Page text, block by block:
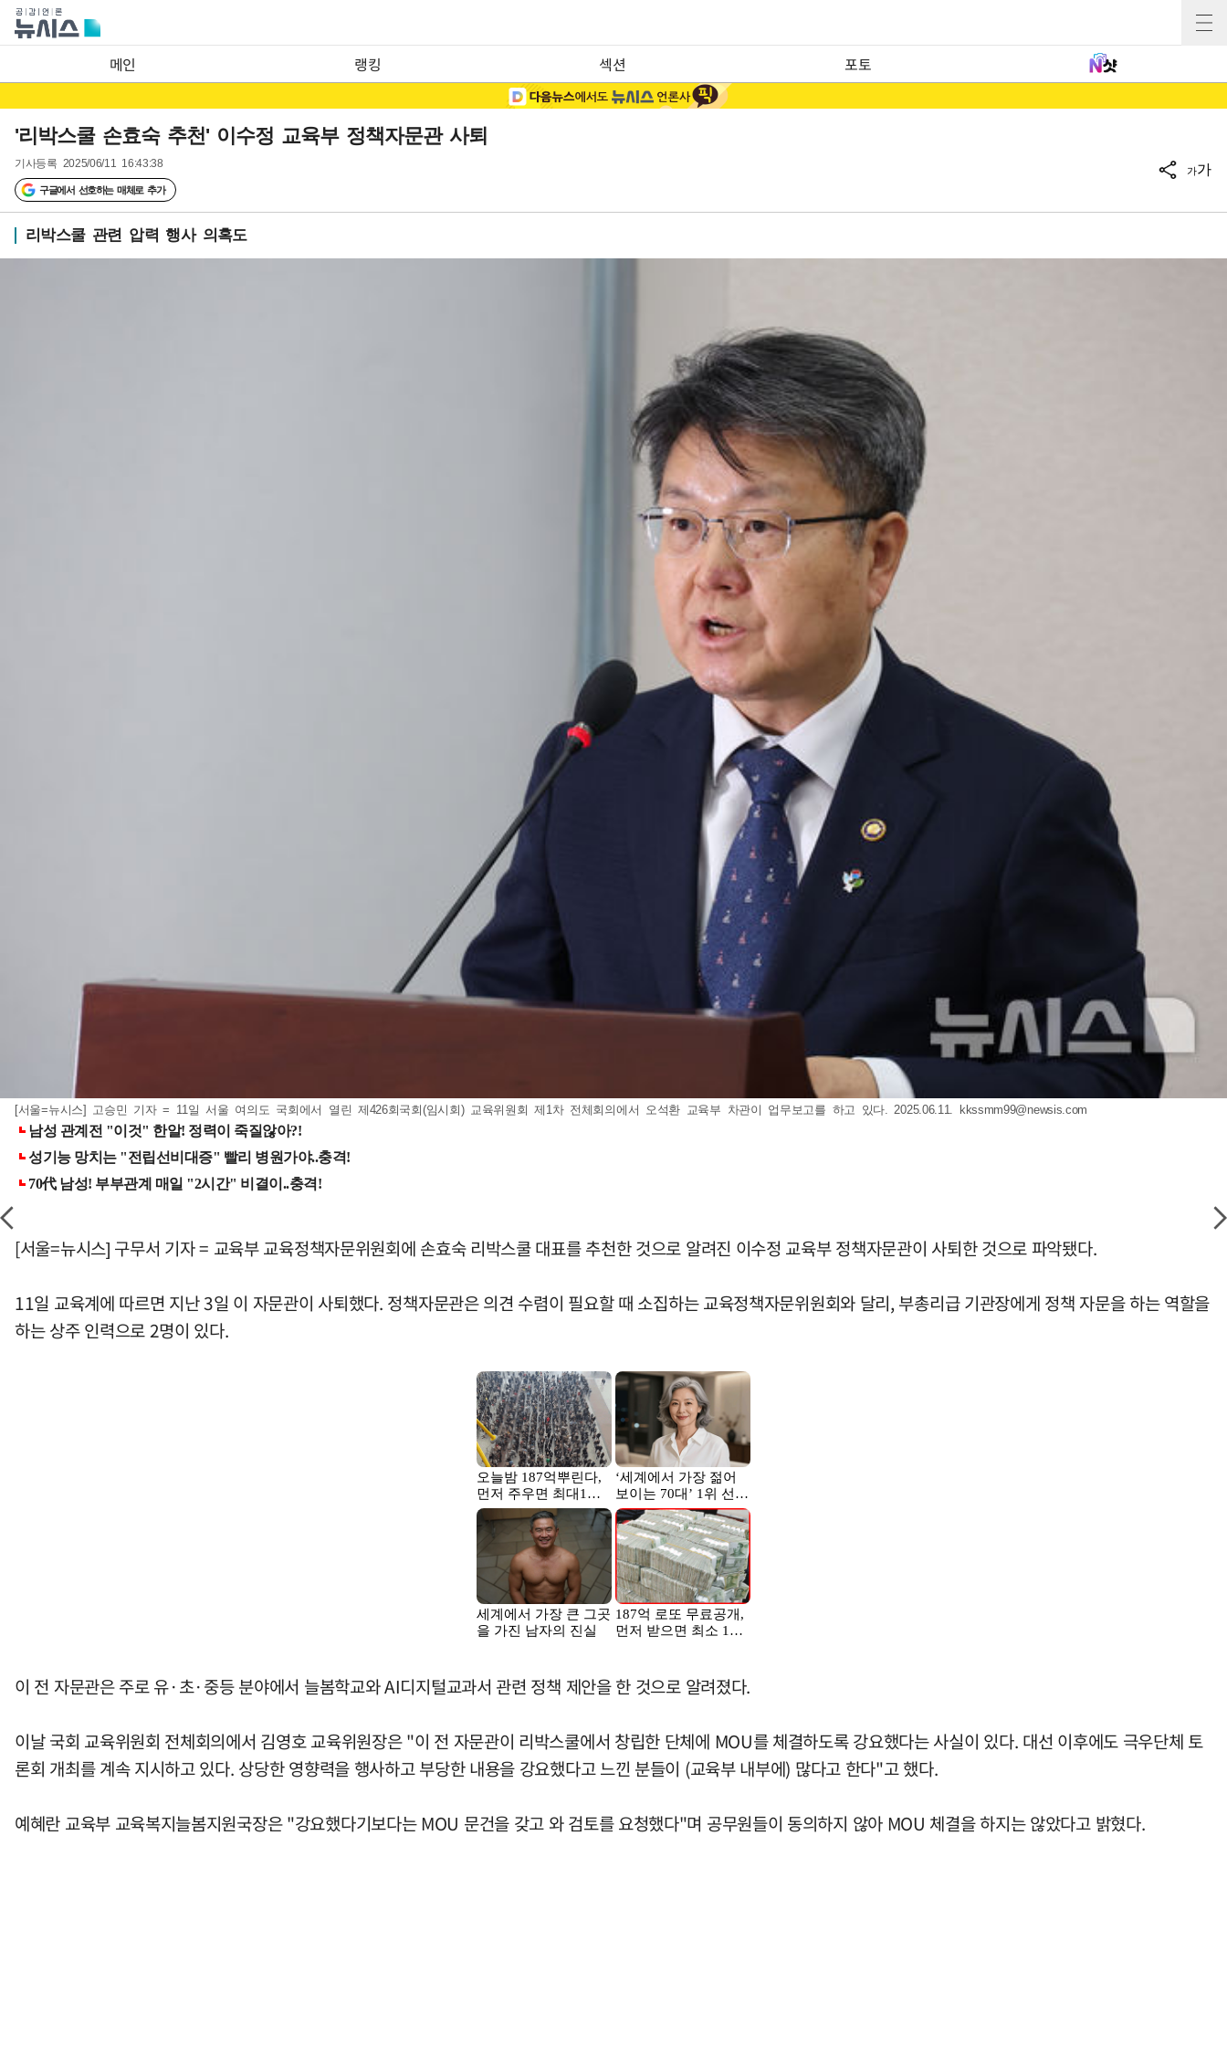
메인 랭킹 섹션 포토
'리박스쿨 손효숙 추천' 이수정 교육부 정책자문관 사퇴
기사등록 2025/06/11 16:43:38
구글에서 선호하는 매체로 추가
가가
리박스쿨 관련 압력 행사 의혹도
[서울=뉴시스] 고승민 기자 = 11일 서울 여의도 국회에서 열린 제426회국회(임시회) 교육위원회 제1차 전체회의에서 오석환 교육부 차관이 업무보고를 하고 있다. 2025.06.11. kkssmm99@newsis.com
[서울=뉴시스] 구무서 기자 = 교육부 교육정책자문위원회에 손효숙 리박스쿨 대표를 추천한 것으로 알려진 이수정 교육부 정책자문관이 사퇴한 것으로 파악됐다.
11일 교육계에 따르면 지난 3일 이 자문관이 사퇴했다. 정책자문관은 의견 수렴이 필요할 때 소집하는 교육정책자문위원회와 달리, 부총리급 기관장에게 정책 자문을 하는 역할을
하는 상주 인력으로 2명이 있다.
이 전 자문관은 주로 유·초·중등 분야에서 늘봄학교와 AI디지털교과서 관련 정책 제안을 한 것으로 알려졌다.
이날 국회 교육위원회 전체회의에서 김영호 교육위원장은 "이 전 자문관이 리박스쿨에서 창립한 단체에 MOU를 체결하도록 강요했다는 사실이 있다. 대선 이후에도 극우단체 토
론회 개최를 계속 지시하고 있다. 상당한 영향력을 행사하고 부당한 내용을 강요했다고 느낀 분들이 (교육부 내부에) 많다고 한다"고 했다.
예혜란 교육부 교육복지늘봄지원국장은 "강요했다기보다는 MOU 문건을 갖고 와 검토를 요청했다"며 공무원들이 동의하지 않아 MOU 체결을 하지는 않았다고 밝혔다.